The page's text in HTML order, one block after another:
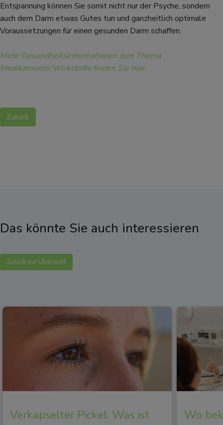
Zurück
Entspannung können Sie somit nicht nur der Psyche, sondern
auch dem Darm etwas Gutes tun und ganzheitlich optimale
Voraussetzungen für einen gesunden Darm schaffen.
Mehr Gesundheitsinformationen zum Thema
Medikamente/Wirkstoffe finden Sie hier.
Das könnte Sie auch interessieren
Zurück zur Übersicht
Verkapselter Pickel: Was ist
Wo